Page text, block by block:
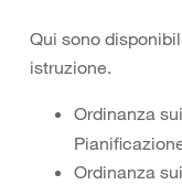
Qui sono
istruzione.
Ordinanza
Ordinanza